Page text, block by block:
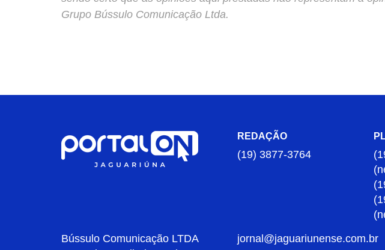
Grupo Bússulo Comunicação Ltda.
REDAÇÃO
(19) 3877-3764
Bússulo Comunicação LTDA
jornal@jaguariunense.com.br